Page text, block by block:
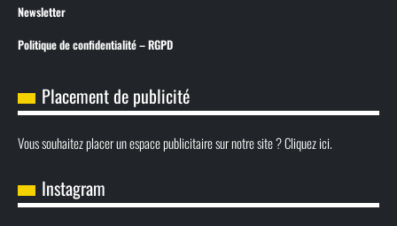
Newsletter
Politique de confidentialité – RGPD
Placement de publicité
Vous souhaitez placer un espace publicitaire sur notre site ? Cliquez ici.
Instagram